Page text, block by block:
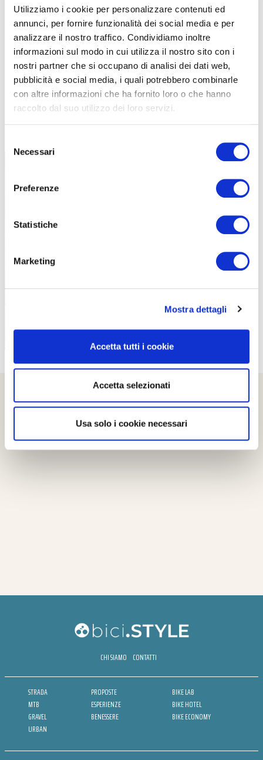
Utilizziamo i cookie per personalizzare contenuti ed
annunci, per fornire funzionalità dei social media e per
analizzare il nostro traffico. Condividiamo inoltre
informazioni sul modo in cui utilizza il nostro sito con i
nostri partner che si occupano di analisi dei dati web,
pubblicità e social media, i quali potrebbero combinarle
con altre informazioni che ha fornito loro o che hanno
raccolto dal suo utilizzo dei loro servizi.
delNecessari
Preferenze
Statistiche
Marketing
Mostra dettagli
Accetta tutti i cookie
Accetta selezionati
Usa solo i cookie necessari
TUTTE LE CATEGORIE DEL MAGAZINE
CHI SIAMO CONTATTI
STRADA
MTB
GRAVEL
URBAN
PROPOSTE
ESPERIENZE
BENESSERE
BIKE LAB
BIKE HOTEL
BIKE ECONOMY